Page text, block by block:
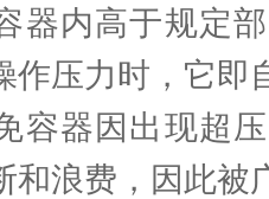
器内高于规定
作压力时，它即
容器因出现超
和浪费，因此被